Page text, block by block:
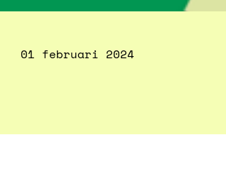
01 februari 2024